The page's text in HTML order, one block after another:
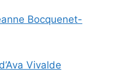
Bocquenet-
Vivalde